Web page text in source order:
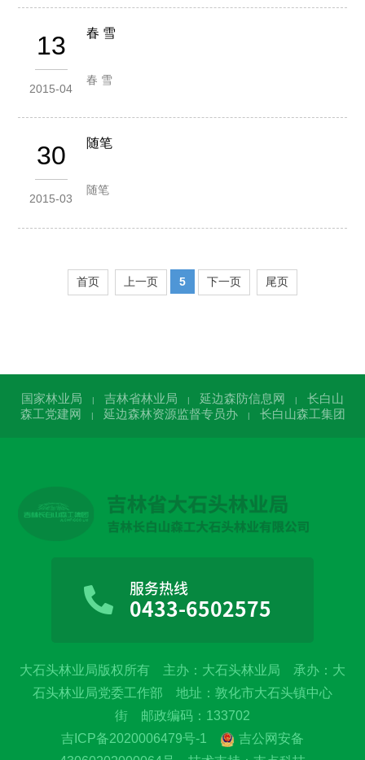
13
2015-04
春 雪
春 雪
30
2015-03
随笔
随笔
首页 上一页 5 下一页 尾页
国家林业局 | 吉林省林业局 | 延边森防信息网 | 长白山
森工党建网
| 延边森林资源监督专员办| 长白山森工集团
服务热线
0433-6502575
大石头林业局版权所有 主办：大石头林业局 承办：大
石头林业局党委工作部 地址：敦化市大石头镇中心
街 邮政编码：133702
吉ICP备2020006479号-1
吉公网安备